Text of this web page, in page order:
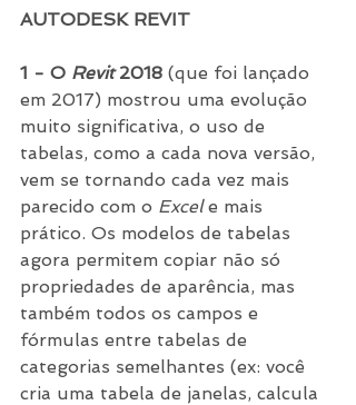
AUTODESK REVIT
1 - O Revit 2018 (que foi lançado
em 2017) mostrou uma evolução
muito significativa, o uso de
tabelas, como a cada nova versão,
vem se tornando cada vez mais
parecido com o Excel e mais
prático. Os modelos de tabelas
agora permitem copiar não só
propriedades de aparência, mas
também todos os campos e
fórmulas entre tabelas de
categorias semelhantes (ex: você
cria uma tabela de janelas, calcula